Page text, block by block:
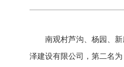
南观村芦沟、杨园、
泽建设有限公司，第二名